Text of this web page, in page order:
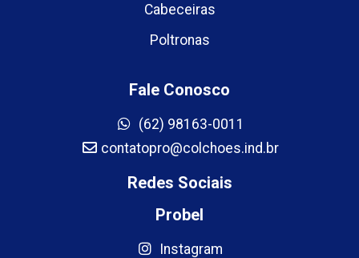
Cabeceiras
Poltronas
Fale Conosco
(62) 98163-0011
contatopro@colchoes.ind.br
Redes Sociais
Probel
Instagram